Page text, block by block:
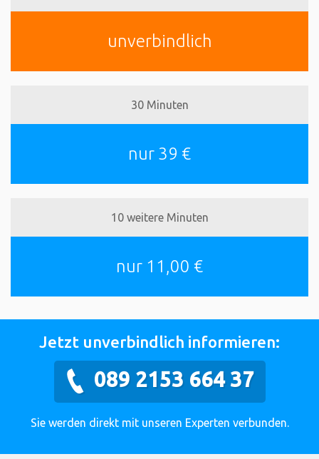
unverbindlich
30 Minuten
nur 39 €
10 weitere Minuten
nur 11,00 €
Jetzt unverbindlich informieren:
089 2153 664 37
Sie werden direkt mit unseren Experten verbunden.